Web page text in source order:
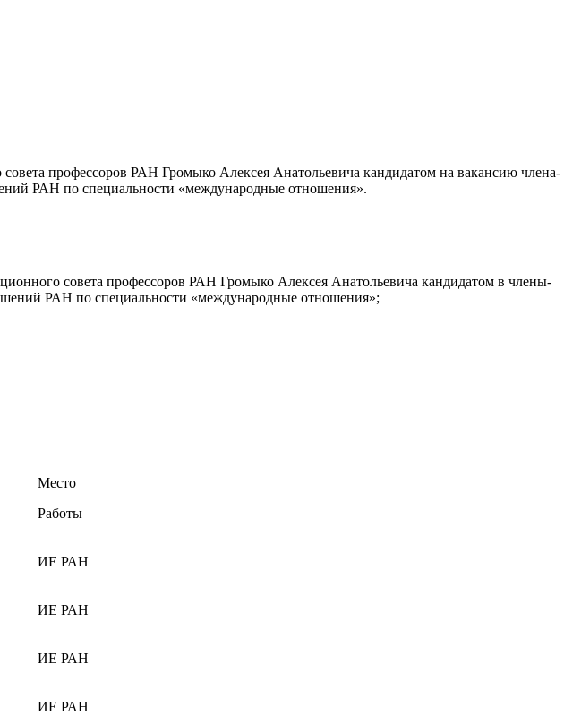
профессоров РАН Громыко Алексея Анатольевича кандидатом на вакансию члена-
РАН по специальности «международные отношения».
совета профессоров РАН Громыко Алексея Анатольевича кандидатом в члены-
РАН по специальности «международные отношения»;
Место
Работы
ИЕ РАН
ИЕ РАН
ИЕ РАН
ИЕ РАН